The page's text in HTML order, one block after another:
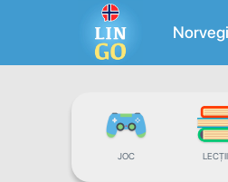
JOC LECȚII